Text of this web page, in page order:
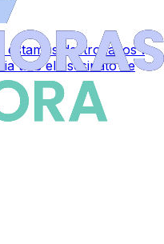
estamos destrozados”:
tras el asesinato de